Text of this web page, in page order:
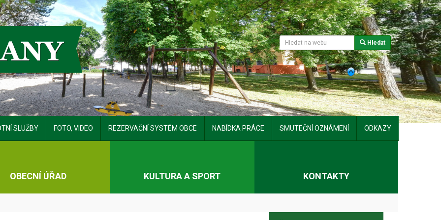
Hledat
SLUŽBY FOTO, VIDEO REZERVAČNÍ SYSTÉM OBCE NABÍDKA PRÁCE SMUTEČNÍ OZNÁMENÍ ODKAZY
OBECNÍ ÚŘAD KULTURA A SPORT KONTAKTY